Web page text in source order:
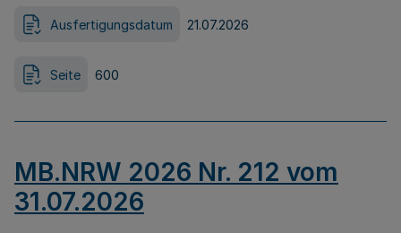
Ausfertigungsdatum 21.07.2026
Seite 600
MB.NRW 2026 Nr. 212 vom
31.07.2026